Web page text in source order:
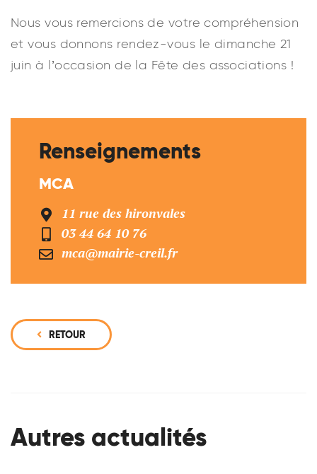
Nous vous remercions de votre compréhension
et vous donnons rendez-vous le dimanche 21
juin à l’occasion de la Fête des associations !
Renseignements
MCA
11 rue des hironvales
03 44 64 10 76
mca@mairie-creil.fr
RETOUR
Autres actualités